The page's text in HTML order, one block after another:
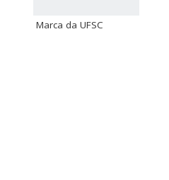
Marca da UFSC